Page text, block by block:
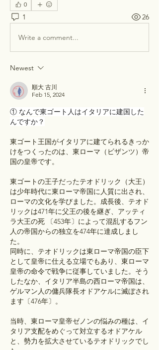
0
1 26
Write a comment...
Newest
順大 古川
Feb 15, 2024
① なんで東ゴート人はイタリアに建国した
んですか？
東ゴート王国がイタリアに建てられるきっか
けをつくったのは、東ローマ（ビザンツ）帝
国の皇帝です。
東ゴートの王子だったテオドリック（大王）
は少年時代に東ローマ帝国に人質に出され、
ローマの文化を学びました。成長後、テオド
リックは471年に父王の後を継ぎ、アッティ
ラ大王の死 〔453年〕によって混乱するフン
人の帝国からの独立を474年に達成しまし
た。
同時に、テオドリックは東ローマ帝国の臣下
として皇帝に仕える立場でもあり、東ローマ
皇帝の命令で戦争に従事していました。そう
したなか、イタリア半島の西ローマ帝国は、
ゲルマン人の傭兵隊長オドアケルに滅ぼされ
ます〔476年〕。
当時、東ローマ皇帝ゼノンの悩みの種は、イ
タリア支配をめぐって対立するオドアケル
と、勢力を拡大させているテオドリックでし